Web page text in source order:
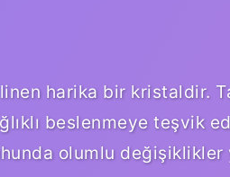
harika bir kristaldir.
beslenmeye teşvik
olumlu